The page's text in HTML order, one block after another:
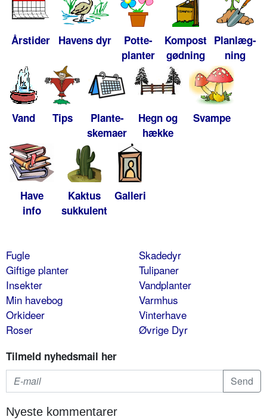
Årstider Havens dyr
Potte-
planter
Kompost
gødning
Planlæg-
ning
Vand Tips
Plante-
skemaer
Hegn og
hække
Svampe
Have
info
Kaktus
sukkulent
Galleri
Fugle
Giftige planter
Insekter
Min havebog
Orkideer
Roser
Skadedyr
Tulipaner
Vandplanter
Varmhus
Vinterhave
Øvrige Dyr
Tilmeld nyhedsmail her
Nyeste kommentarer